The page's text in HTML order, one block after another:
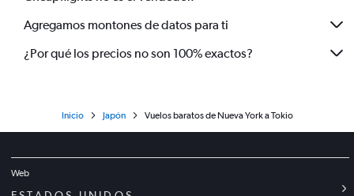
Agregamos montones de datos para ti
¿Por qué los precios no son 100% exactos?
Inicio Japón Vuelos baratos de Nueva York a Tokio
Web